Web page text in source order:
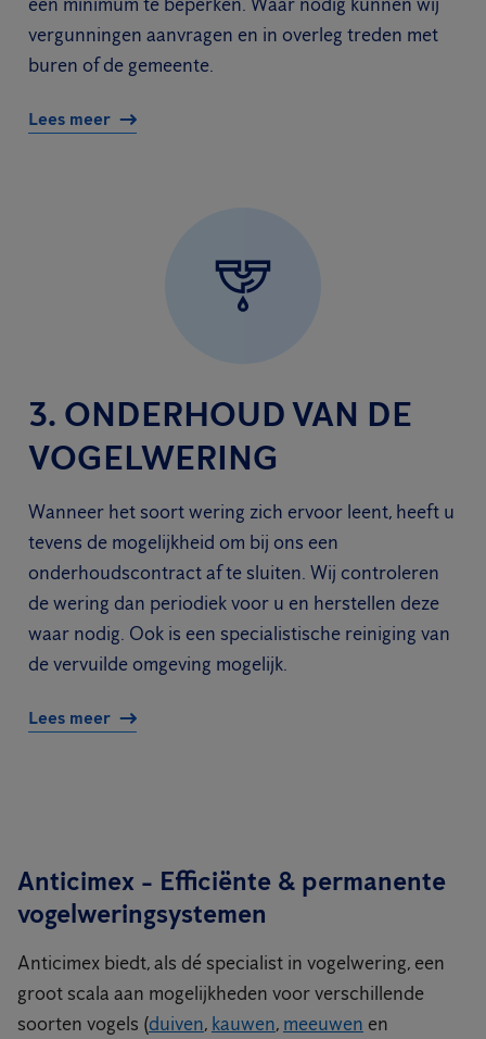
vergunningen aanvragen en in overleg treden met
buren of de gemeente.
Lees meer
3. ONDERHOUD VAN DE
VOGELWERING
Wanneer het soort wering zich ervoor leent, heeft u
tevens de mogelijkheid om bij ons een
onderhoudscontract af te sluiten. Wij controleren
de wering dan periodiek voor u en herstellen deze
waar nodig. Ook is een specialistische reiniging van
de vervuilde omgeving mogelijk.
Lees meer
Anticimex - Efficiënte & permanente
vogelweringsystemen
Anticimex biedt, als dé specialist in vogelwering, een
groot scala aan mogelijkheden voor verschillende
soorten vogels (duiven, kauwen, meeuwen en